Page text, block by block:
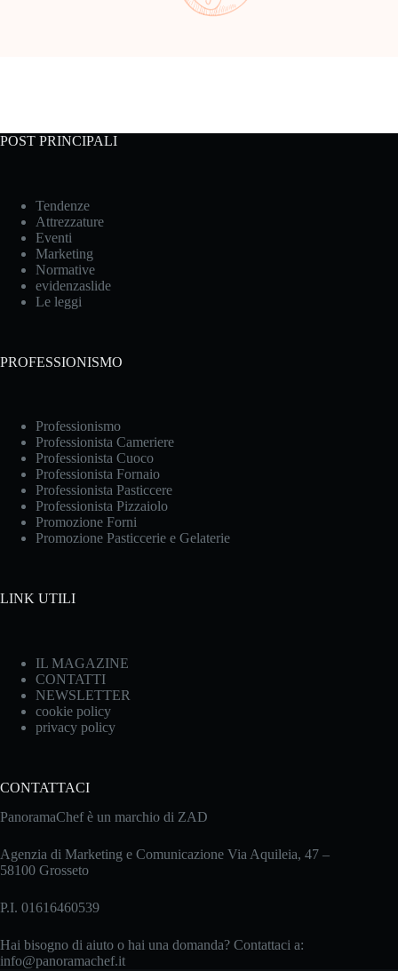
POST PRINCIPALI
Tendenze
Attrezzature
Eventi
Marketing
Normative
evidenzaslide
Le leggi
PROFESSIONISMO
Professionismo
Professionista Cameriere
Professionista Cuoco
Professionista Fornaio
Professionista Pasticcere
Professionista Pizzaiolo
Promozione Forni
Promozione Pasticcerie e Gelaterie
LINK UTILI
IL MAGAZINE
CONTATTI
NEWSLETTER
cookie policy
privacy policy
CONTATTACI
PanoramaChef è un marchio di ZAD
Agenzia di Marketing e Comunicazione Via Aquileia, 47 –
58100 Grosseto
P.I. 01616460539
Hai bisogno di aiuto o hai una domanda? Contattaci a:
info@panoramachef.it